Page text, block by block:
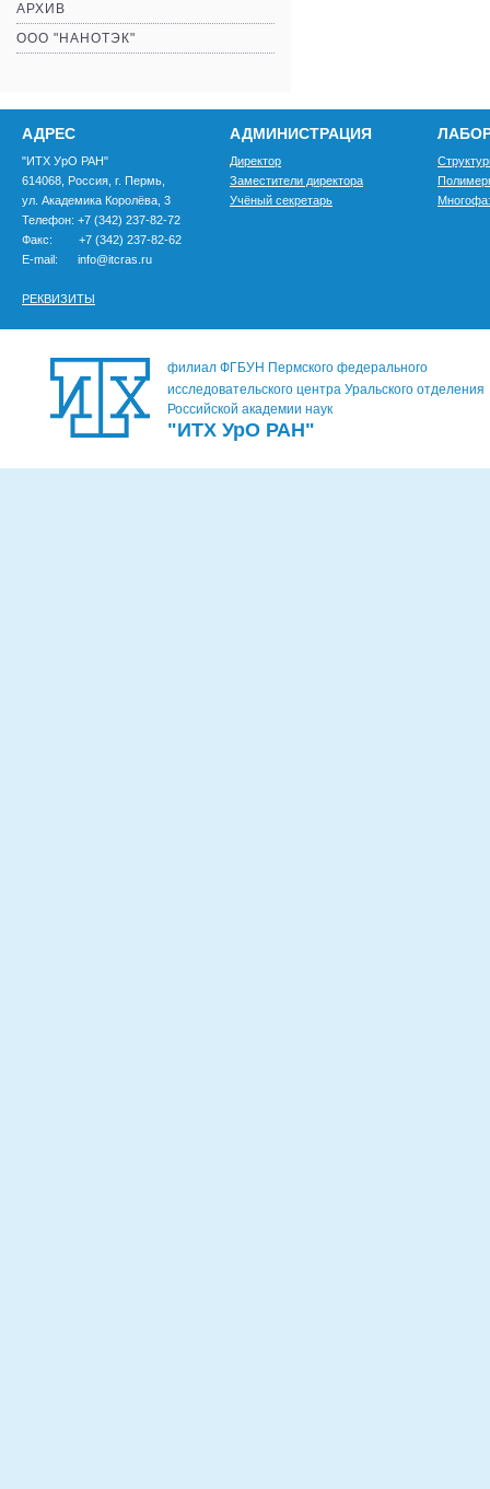
АРХИВ
ООО "НАНОТЭК"
АДРЕС
"ИТХ УрО РАН"
614068, Россия, г. Пермь,
ул. Академика Королёва, 3
Телефон: +7 (342) 237-82-72
Факс: +7 (342) 237-82-62
E-mail: info@itcras.ru
РЕКВИЗИТЫ
АДМИНИСТРАЦИЯ
Директор
Заместители директора
Учёный секретарь
филиал ФГБУН Пермского федерального
исследовательского центра Уральского отделения
Российской академии наук
"ИТХ УрО РАН"